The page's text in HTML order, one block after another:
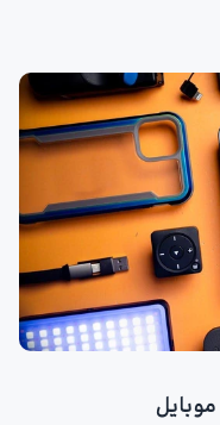
موبایل